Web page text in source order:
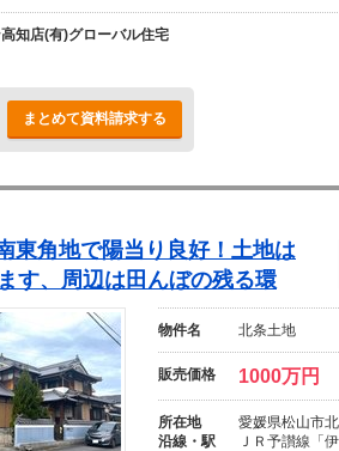
知店(有)グローバル住宅
まとめて資料請求する
東角地で陽当り良好！土地は
す、周辺は田んぼの残る環
物件名 北条土地
販売価格 1000万円
所在地
愛媛県松山市
沿線・駅
ＪＲ予讃線「